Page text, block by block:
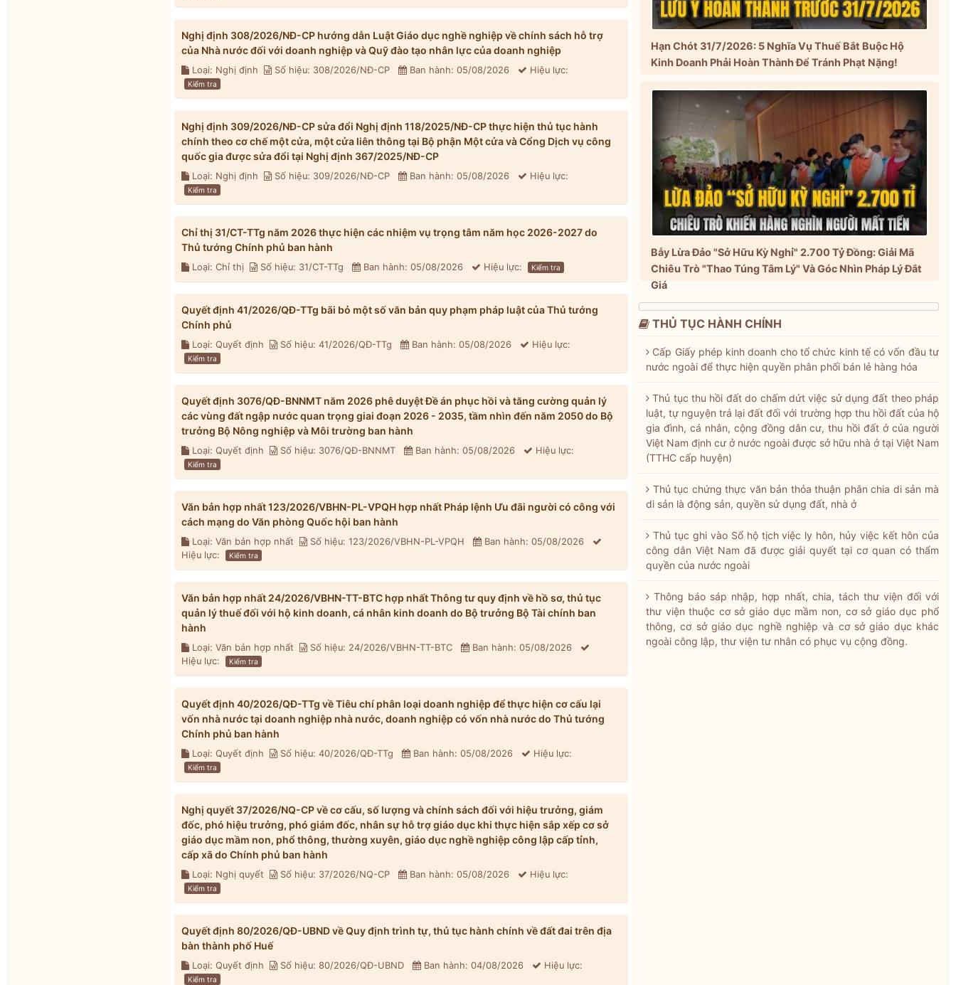
Nghị định 308/2026/NĐ-CP hướng dẫn Luật Giáo dục nghề nghiệp về chính sách hỗ trợ
của Nhà nước đối với doanh nghiệp và Quỹ đào tạo nhân lực của doanh nghiệp
Loại: Nghị định Số hiệu: 308/2026/NĐ-CP Ban hành: 05/08/2026 Hiệu lực:
Kiểm tra
Nghị định 309/2026/NĐ-CP sửa đổi Nghị định 118/2025/NĐ-CP thực hiện thủ tục hành
chính theo cơ chế một cửa, một cửa liên thông tại Bộ phận Một cửa và Cổng Dịch vụ công
quốc gia được sửa đổi tại Nghị định 367/2025/NĐ-CP
Loại: Nghị định Số hiệu: 309/2026/NĐ-CP Ban hành: 05/08/2026 Hiệu lực:
Kiểm tra
Chỉ thị 31/CT-TTg năm 2026 thực hiện các nhiệm vụ trọng tâm năm học 2026-2027 do
Thủ tướng Chính phủ ban hành
Loại: Chỉ thị Số hiệu: 31/CT-TTg Ban hành: 05/08/2026 Hiệu lực: Kiểm tra
Quyết định 41/2026/QĐ-TTg bãi bỏ một số văn bản quy phạm pháp luật của Thủ tướng
Chính phủ
Loại: Quyết định Số hiệu: 41/2026/QĐ-TTg Ban hành: 05/08/2026 Hiệu lực:
Kiểm tra
Quyết định 3076/QĐ-BNNMT năm 2026 phê duyệt Đề án phục hồi và tăng cường quản lý
các vùng đất ngập nước quan trọng giai đoạn 2026 - 2035, tầm nhìn đến năm 2050 do Bộ
trưởng Bộ Nông nghiệp và Môi trường ban hành
Loại: Quyết định Số hiệu: 3076/QĐ-BNNMT Ban hành: 05/08/2026 Hiệu lực:
Kiểm tra
Văn bản hợp nhất 123/2026/VBHN-PL-VPQH hợp nhất Pháp lệnh Ưu đãi người có công với
cách mạng do Văn phòng Quốc hội ban hành
Loại: Văn bản hợp nhất Số hiệu: 123/2026/VBHN-PL-VPQH
Ban hành: 05/08/2026
Hiệu lực:
Kiểm tra
Văn bản hợp nhất 24/2026/VBHN-TT-BTC hợp nhất Thông tư quy định về hồ sơ, thủ tục
quản lý thuế đối với hộ kinh doanh, cá nhân kinh doanh do Bộ trưởng Bộ Tài chính ban
hành
Loại: Văn bản hợp nhất Số hiệu: 24/2026/VBHN-TT-BTC
Ban hành: 05/08/2026
Hiệu lực:
Kiểm tra
Quyết định 40/2026/QĐ-TTg về Tiêu chí phân loại doanh nghiệp để thực hiện cơ cấu lại
vốn nhà nước tại doanh nghiệp nhà nước, doanh nghiệp có vốn nhà nước do Thủ tướng
Chính phủ ban hành
Loại: Quyết định Số hiệu: 40/2026/QĐ-TTg Ban hành: 05/08/2026 Hiệu lực:
Kiểm tra
Nghị quyết 37/2026/NQ-CP về cơ cấu, số lượng và chính sách đối với hiệu trưởng, giám
đốc, phó hiệu trưởng, phó giám đốc, nhân sự hỗ trợ giáo dục khi thực hiện sắp xếp cơ sở
giáo dục mầm non, phổ thông, thường xuyên, giáo dục nghề nghiệp công lập cấp tỉnh,
cấp xã do Chính phủ ban hành
Loại: Nghị quyết Số hiệu: 37/2026/NQ-CP Ban hành: 05/08/2026 Hiệu lực:
Kiểm tra
Quyết định 80/2026/QĐ-UBND về Quy định trình tự, thủ tục hành chính về đất đai trên địa
bàn thành phố Huế
Loại: Quyết định Số hiệu: 80/2026/QĐ-UBND Ban hành: 04/08/2026 Hiệu lực:
Kiểm tra
Hạn Chót 31/7/2026: 5 Nghĩa Vụ Thuế Bắt Buộc Hộ
Kinh Doanh Phải Hoàn Thành Để Tránh Phạt Nặng!
Bẫy Lừa Đảo "Sở Hữu Kỳ Nghỉ" 2.700 Tỷ Đồng: Giải Mã
Chiêu Trò "Thao Túng Tâm Lý" Và Góc Nhìn Pháp Lý Đắt
Giá
THỦ TỤC HÀNH CHÍNH
Cấp Giấy phép kinh doanh cho tổ chức kinh tế có vốn đầu tư
nước ngoài để thực hiện quyền phân phối bán lẻ hàng hóa
Thủ tục thu hồi đất do chấm dứt việc sử dụng đất theo pháp
luật, tự nguyện trả lại đất đối với trường hợp thu hồi đất của hộ
gia đình, cá nhân, cộng đồng dân cư, thu hồi đất ở của người
Việt Nam định cư ở nước ngoài được sở hữu nhà ở tại Việt Nam
(TTHC cấp huyện)
Thủ tục chứng thực văn bản thỏa thuận phân chia di sản mà
di sản là động sản, quyền sử dụng đất, nhà ở
Thủ tục ghi vào Sổ hộ tịch việc ly hôn, hủy việc kết hôn của
công dân Việt Nam đã được giải quyết tại cơ quan có thẩm
quyền của nước ngoài
Thông báo sáp nhập, hợp nhất, chia, tách thư viện đối với
thư viện thuộc cơ sở giáo dục mầm non, cơ sở giáo dục phổ
thông, cơ sở giáo dục nghề nghiệp và cơ sở giáo dục khác
ngoài công lập, thư viện tư nhân có phục vụ cộng đồng.